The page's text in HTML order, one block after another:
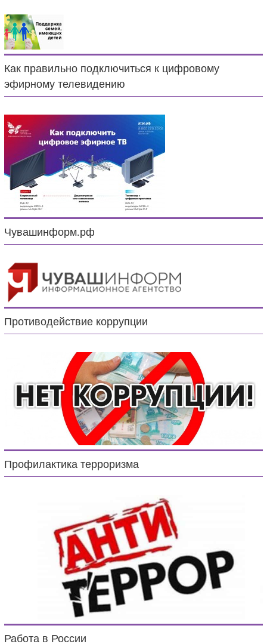
Как правильно подключиться к цифровому
эфирному телевидению
Чувашинформ.рф
Противодействие коррупции
Профилактика терроризма
Работа в России